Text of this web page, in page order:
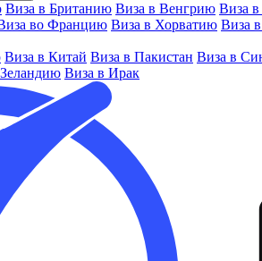
Виза в Британию Виза в Венгрию Виза
во Францию Виза в Хорватию Виза
Виза в Китай Виза в Пакистан Виза в
Виза в Ирак